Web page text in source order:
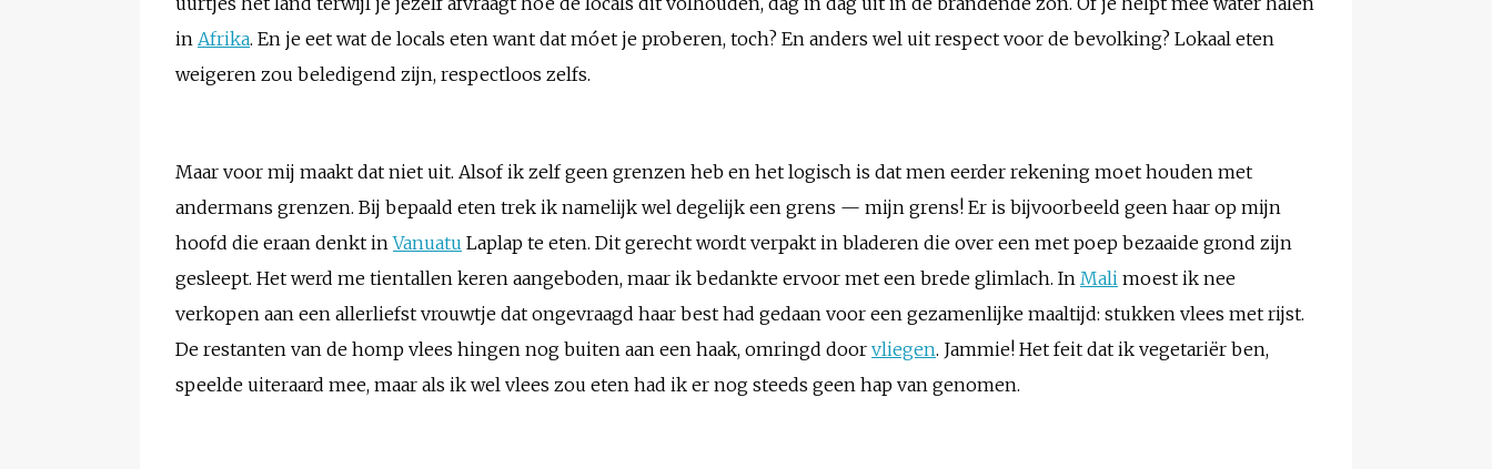
in Afrika. En je eet wat de locals eten want dat móet je proberen, toch? En anders wel uit respect voor de bevolking? Lokaal eten
weigeren zou beledigend zijn, respectloos zelfs.
Maar voor mij maakt dat niet uit. Alsof ik zelf geen grenzen heb en het logisch is dat men eerder rekening moet houden met
andermans grenzen. Bij bepaald eten trek ik namelijk wel degelijk een grens — mijn grens! Er is bijvoorbeeld geen haar op mijn
hoofd die eraan denkt inVanuatu Laplap te eten. Dit gerecht wordt verpakt in bladeren die over een met poep bezaaide grond zijn
gesleept. Het werd me tientallen keren aangeboden, maar ik bedankte ervoor met een brede glimlach. In Mali moest ik nee
verkopen aan een allerliefst vrouwtje dat ongevraagd haar best had gedaan voor een gezamenlijke maaltijd: stukken vlees met rijst.
De restanten van de homp vlees hingen nog buiten aan een haak, omringd door vliegen. Jammie! Het feit dat ik vegetariër ben,
speelde uiteraard mee, maar als ik wel vlees zou eten had ik er nog steeds geen hap van genomen.